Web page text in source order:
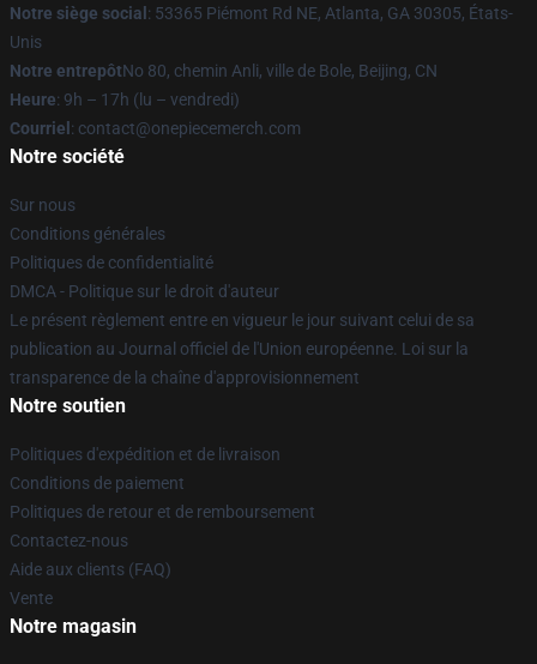
Notre siège social : 53365 Piémont Rd NE, Atlanta, GA 30305, États-
Unis
Notre entrepôtNo 80, chemin Anli, ville de Bole, Beijing, CN
Heure: 9h – 17h (lu – vendredi)
Courriel : contact@onepiecemerch.com
Notre société
Sur nous
Conditions générales
Politiques de confidentialité
DMCA - Politique sur le droit d'auteur
Le présent règlement entre en vigueur le jour suivant celui de sa
publication au Journal officiel de l'Union européenne. Loi sur la
transparence de la chaîne d'approvisionnement
Notre soutien
Politiques d'expédition et de livraison
Conditions de paiement
Politiques de retour et de remboursement
Contactez-nous
Aide aux clients (FAQ)
Vente
Notre magasin